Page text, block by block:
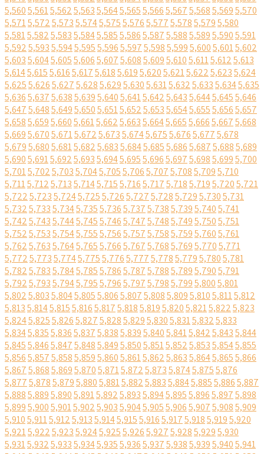
5,5605,5615,5625,5635,5645,5655,5665,5675,5685,5695,570
5,5715,5725,5735,5745,5755,5765,5775,5785,5795,580
5,5815,5825,5835,5845,5855,5865,5875,5885,5895,5905,591
5,5925,5935,5945,5955,5965,5975,5985,5995,6005,6015,602
5,6035,6045,6055,6065,6075,6085,6095,6105,6115,6125,613
5,6145,6155,6165,6175,6185,6195,6205,6215,6225,6235,624
5,6255,6265,6275,6285,6295,6305,6315,6325,6335,6345,635
5,6365,6375,6385,6395,6405,6415,6425,6435,6445,6455,646
5,6475,6485,6495,6505,6515,6525,6535,6545,6555,6565,657
5,6585,6595,6605,6615,6625,6635,6645,6655,6665,6675,668
5,6695,6705,6715,6725,6735,6745,6755,6765,6775,678
5,6795,6805,6815,6825,6835,6845,6855,6865,6875,6885,689
5,6905,6915,6925,6935,6945,6955,6965,6975,6985,6995,700
5,7015,7025,7035,7045,7055,7065,7075,7085,7095,710
5,7115,7125,7135,7145,7155,7165,7175,7185,7195,7205,721
5,7225,7235,7245,7255,7265,7275,7285,7295,7305,731
5,7325,7335,7345,7355,7365,7375,7385,7395,7405,741
5,7425,7435,7445,7455,7465,7475,7485,7495,7505,751
5,7525,7535,7545,7555,7565,7575,7585,7595,7605,761
5,7625,7635,7645,7655,7665,7675,7685,7695,7705,771
5,7725,7735,7745,7755,7765,7775,7785,7795,7805,781
5,7825,7835,7845,7855,7865,7875,7885,7895,7905,791
5,7925,7935,7945,7955,7965,7975,7985,7995,8005,801
5,8025,8035,8045,8055,8065,8075,8085,8095,8105,8115,812
5,8135,8145,8155,8165,8175,8185,8195,8205,8215,8225,823
5,8245,8255,8265,8275,8285,8295,8305,8315,8325,833
5,8345,8355,8365,8375,8385,8395,8405,8415,8425,8435,844
5,8455,8465,8475,8485,8495,8505,8515,8525,8535,8545,855
5,8565,8575,8585,8595,8605,8615,8625,8635,8645,8655,866
5,8675,8685,8695,8705,8715,8725,8735,8745,8755,876
5,8775,8785,8795,8805,8815,8825,8835,8845,8855,8865,887
5,8885,8895,8905,8915,8925,8935,8945,8955,8965,8975,898
5,8995,9005,9015,9025,9035,9045,9055,9065,9075,9085,909
5,9105,9115,9125,9135,9145,9155,9165,9175,9185,9195,920
5,9215,9225,9235,9245,9255,9265,9275,9285,9295,930
5,9315,9325,9335,9345,9355,9365,9375,9385,9395,9405,941